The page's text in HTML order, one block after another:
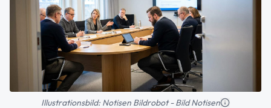
Illustrationsbild: Notisen Bildrobot - Bild Notisen